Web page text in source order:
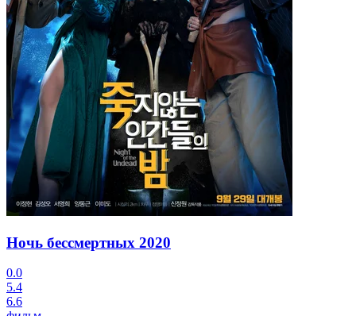
Ночь бессмертных 2020
0.0
5.4
6.6